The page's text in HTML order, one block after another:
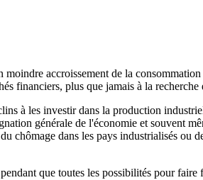
accroissement de la
financiers, plus que jamais à la recherche
à les investir dans la production
générale de l'économie et souvent
chômage dans les pays industrialisés ou
que toutes les possibilités pour